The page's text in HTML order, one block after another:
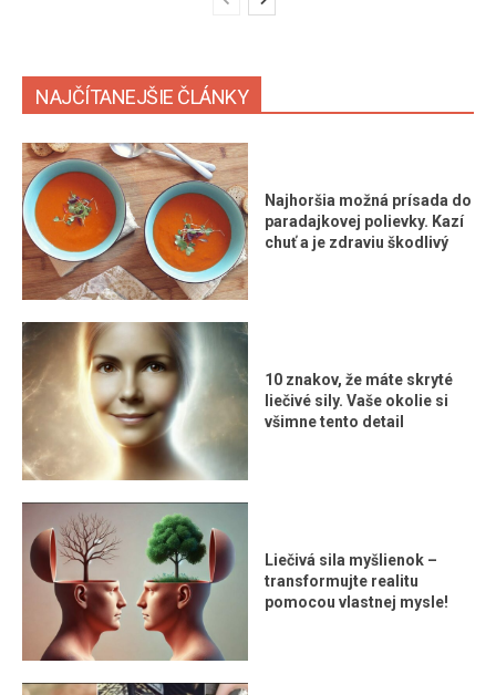
NAJČÍTANEJŠIE ČLÁNKY
Najhoršia možná prísada do
paradajkovej polievky. Kazí
chuť a je zdraviu škodlivý
10 znakov, že máte skryté
liečivé sily. Vaše okolie si
všimne tento detail
Liečivá sila myšlienok –
transformujte realitu
pomocou vlastnej mysle!